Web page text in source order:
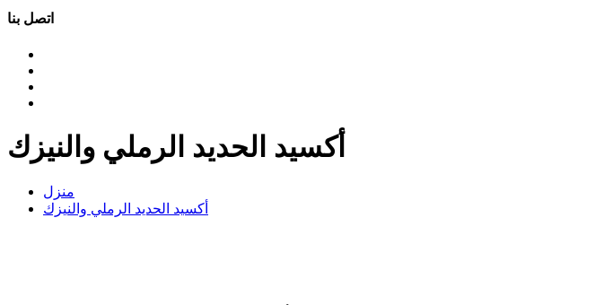
اتصل بنا
أكسيد الحديد الرملي والنيزك
منزل
أكسيد الحديد الرملي والنيزك